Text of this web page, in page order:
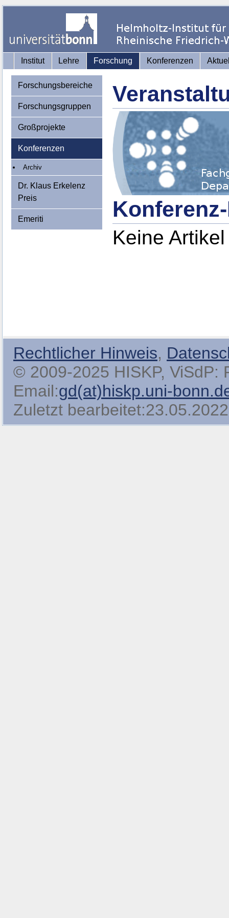
Institut Lehre Forschung Konferenzen
Forschungsbereiche
Forschungsgruppen
Großprojekte
Konferenzen
Archiv
Dr. Klaus Erkelenz
Preis
Emeriti
Keine
Rechtlicher Hinweis,
© 2009-2025 HISKP, ViSdP:
Email:gd(at)hiskp.uni-
Zuletzt